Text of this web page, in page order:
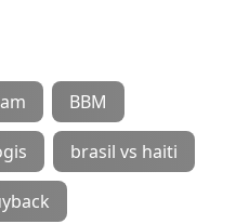
BBM
brasil vs haiti